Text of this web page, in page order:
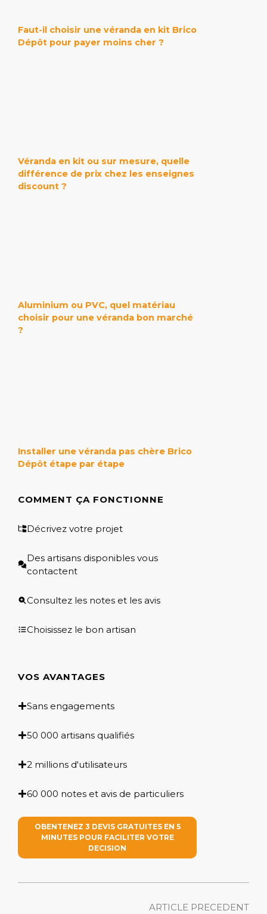
Faut-il choisir une véranda en kit Brico
Dépôt pour payer moins cher ?
Véranda en kit ou sur mesure, quelle
différence de prix chez les enseignes
discount ?
Aluminium ou PVC, quel matériau
choisir pour une véranda bon marché
?
Installer une véranda pas chère Brico
Dépôt étape par étape
COMMENT ÇA FONCTIONNE
Décrivez votre projet
Des artisans disponibles vous
contactent
Consultez les notes et les avis
Choisissez le bon artisan
VOS AVANTAGES
Sans engagements
50 000 artisans qualifiés
2 millions d'utilisateurs
60 000 notes et avis de particuliers
OBENTENEZ 3 DEVIS GRATUITES EN 5
MINUTES POUR FACILITER VOTRE
DECISION
ARTICLE PRECEDENT